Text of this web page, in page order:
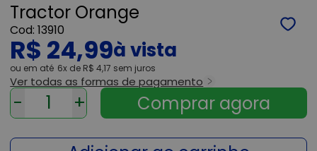
Tractor Orange
13910
R$ 24,99
ou 6x de R$ 4,17 sem juros
Ver todas as formas de pagamento
- +